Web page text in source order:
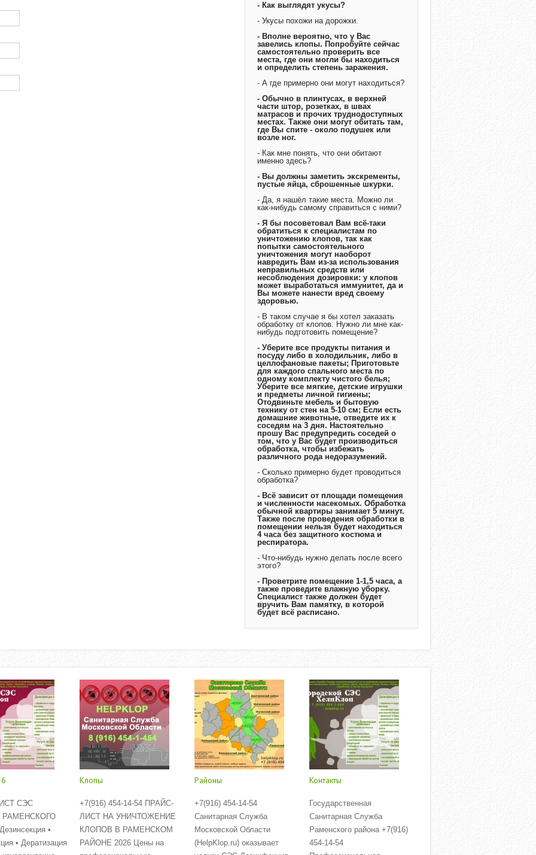
- Как выглядят укусы?
- Укусы похожи на дорожки.
- Вполне вероятно, что у Вас
завелись клопы. Попробуйте сейчас
самостоятельно проверить все
места, где они могли бы находиться
и определить степень заражения.
- А где примерно они могут находиться?
- Обычно в плинтусах, в верхней
части штор, розетках, в швах
матрасов и прочих труднодоступных
местах. Также они могут обитать там,
где Вы спите - около подушек или
возле ног.
- Как мне понять, что они обитают
именно здесь?
- Вы должны заметить экскременты,
пустые яйца, сброшенные шкурки.
- Да, я нашёл такие места. Можно ли
как-нибудь самому справиться с ними?
- Я бы посоветовал Вам всё-таки
обратиться к специалистам по
уничтожению клопов, так как
попытки самостоятельного
уничтожения могут наоборот
навредить Вам из-за использования
неправильных средств или
несоблюдения дозировки: у клопов
может выработаться иммунитет, да и
Вы можете нанести вред своему
здоровью.
- В таком случае я бы хотел заказать
обработку от клопов. Нужно ли мне как-
нибудь подготовить помещение?
- Уберите все продукты питания и
посуду либо в холодильник, либо в
целлофановые пакеты; Приготовьте
для каждого спального места по
одному комплекту чистого белья;
Уберите все мягкие, детские игрушки
и предметы личной гигиены;
Отодвиньте мебель и бытовую
технику от стен на 5-10 см; Если есть
домашние животные, отведите их к
соседям на 3 дня. Настоятельно
прошу Вас предупредить соседей о
том, что у Вас будет производиться
обработка, чтобы избежать
различного рода недоразумений.
- Сколько примерно будет проводиться
обработка?
- Всё зависит от площади помещения
и численности насекомых. Обработка
обычной квартиры занимает 5 минут.
Также после проведения обработки в
помещении нельзя будет находиться
4 часа без защитного костюма и
респиратора.
- Что-нибудь нужно делать после всего
этого?
- Проветрите помещение 1-1,5 часа, а
также проведите влажную уборку.
Специалист также должен будет
вручить Вам памятку, в которой
будет всё расписано.
СЭС
•
• Дератизация
Клопы
+7(916) 454-14-54 ПРАЙС-
ЛИСТ НА УНИЧТОЖЕНИЕ
КЛОПОВ В РАМЕНСКОМ
РАЙОНЕ 2026 Цены на
Районы
+7(916) 454-14-54
Санитарная Служба
Московской Области
(HelpKlop.ru) оказывает
Контакты
Государственная
Санитарная Служба
Раменского района +7(916)
454-14-54